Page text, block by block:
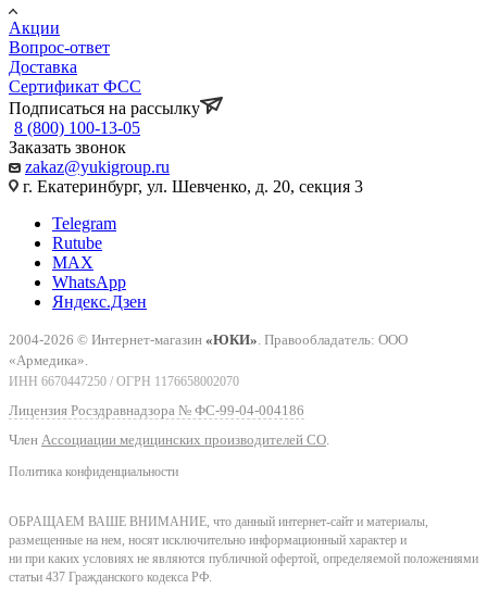
Акции
Вопрос-ответ
Доставка
Сертификат ФСС
Подписаться на рассылку
8 (800) 100-13-05
Заказать звонок
zakaz@yukigroup.ru
г. Екатеринбург, ул. Шевченко, д. 20, секция 3
Telegram
Rutube
MAX
WhatsApp
Яндекс.Дзен
2004-2026 © Интернет-магазин «ЮКИ». Правообладатель: ООО
«Армедика».
ИНН 6670447250 / ОГРН 1176658002070
Лицензия Росздравнадзора № ФС-99-04-004186
Член Ассоциации медицинских производителей СО.
Политика конфиденциальности
ОБРАЩАЕМ ВАШЕ ВНИМАНИЕ, что данный интернет-сайт и материалы,
размещенные на нем, носят исключительно информационный характер и
ни при каких условиях не являются публичной офертой, определяемой положениями
статьи 437 Гражданского кодекса РФ.